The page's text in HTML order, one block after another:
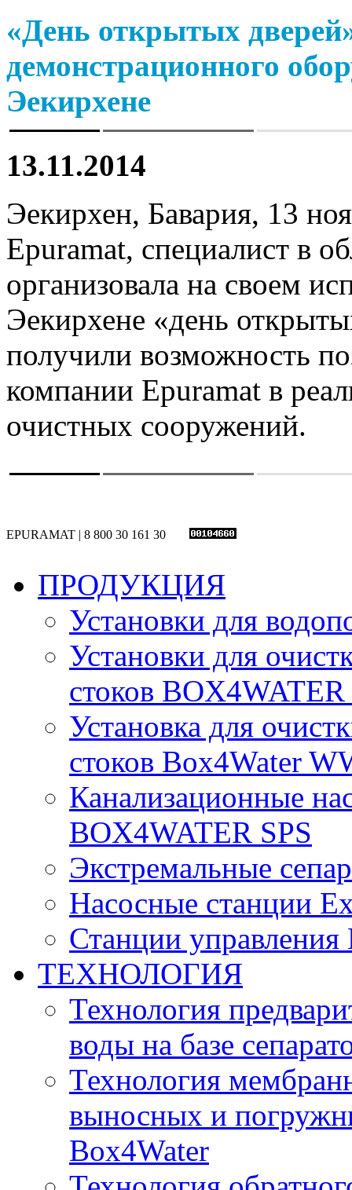
«День открытых
демонстрационного
Эекирхене
13.11.2014
Эекирхен, Бавария, 13
Epuramat, специалист в
организовала на своем
Эекирхене «день
получили возможность
компании Epuramat в
очистных сооружений.
EPURAMAT | 8 800 30 161 30
ПРОДУКЦИЯ
Установки для
Установки для
стоков
Установка для
стоков Box4Water
Канализационные
BOX4WATER SPS
Экстремальные
Насосные станции
Станции управления
ТЕХНОЛОГИЯ
Технология
воды на базе
Технология
выносных и
Box4Water